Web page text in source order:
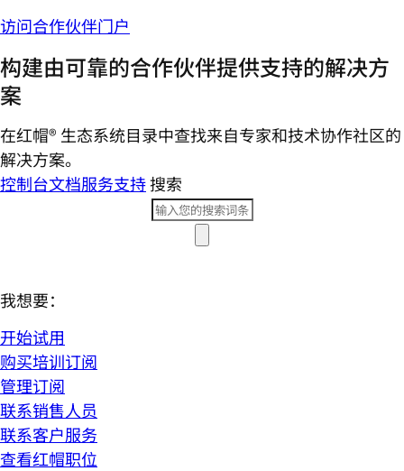
访问合作伙伴门户
构建由可靠的合作伙伴提供支持的解决方
案
在红帽® 生态系统目录中查找来自专家和技术协作社区的
解决方案。
控制台文档服务支持搜索
我想要：
开始试用
购买培训订阅
管理订阅
联系销售人员
联系客户服务
查看红帽职位